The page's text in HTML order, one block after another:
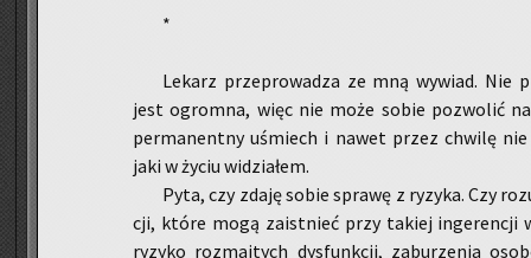
*
Le­karz prze­pro­wa­dza ze mną wy­wiad. Nie
jest ogrom­na, więc nie może sobie po­zwo­lić
per­ma­nent­ny uśmiech i nawet przez chwi­lę
jaki w życiu wi­dzia­łem.
Pyta, czy zdaję sobie spra­wę z ry­zy­ka. Czy
cji, które mogą za­ist­nieć przy ta­kiej in­ge­ren­cji
ry­zy­ko roz­ma­itych dys­funk­cji, za­bu­rze­nia